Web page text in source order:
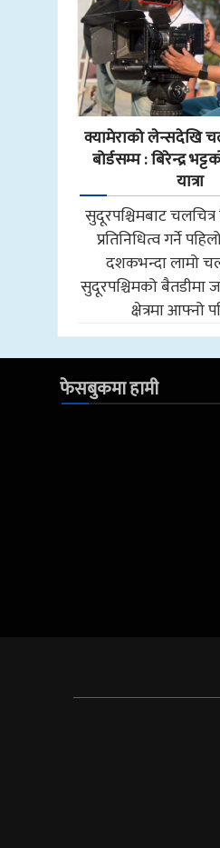
क्यामेराको लेन्सदेखि
बोर्डसम्म : बिरेन्द्र
यात्रा
सुदूरपश्चिमबाट चलचित्र
प्रतिनिधित्व गर्ने
दशकभन्दा लामो
सुदूरपश्चिमको बैतडीमा
क्षेत्रमा आफ्नो
फेसबुकमा हामी